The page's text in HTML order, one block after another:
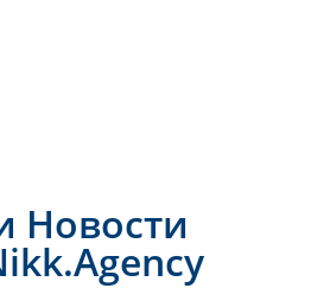
Новости